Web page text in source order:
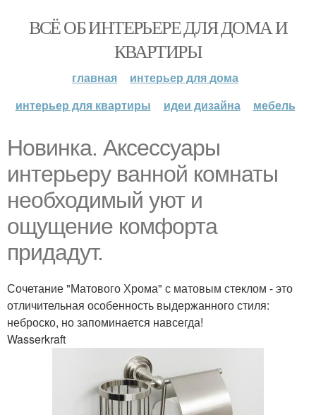
ВСЁ ОБ ИНТЕРЬЕРЕ ДЛЯ ДОМА И
КВАРТИРЫ
главная
интерьер для дома
интерьер для квартиры
идеи дизайна мебель
Новинка. Аксессуары
интерьеру ванной комнаты
необходимый уют и
ощущение комфорта
придадут.
Сочетание "Матового Хрома" с матовым стеклом - это
отличительная особенность выдержанного стиля:
неброско, но запоминается навсегда!
Wasserkraft